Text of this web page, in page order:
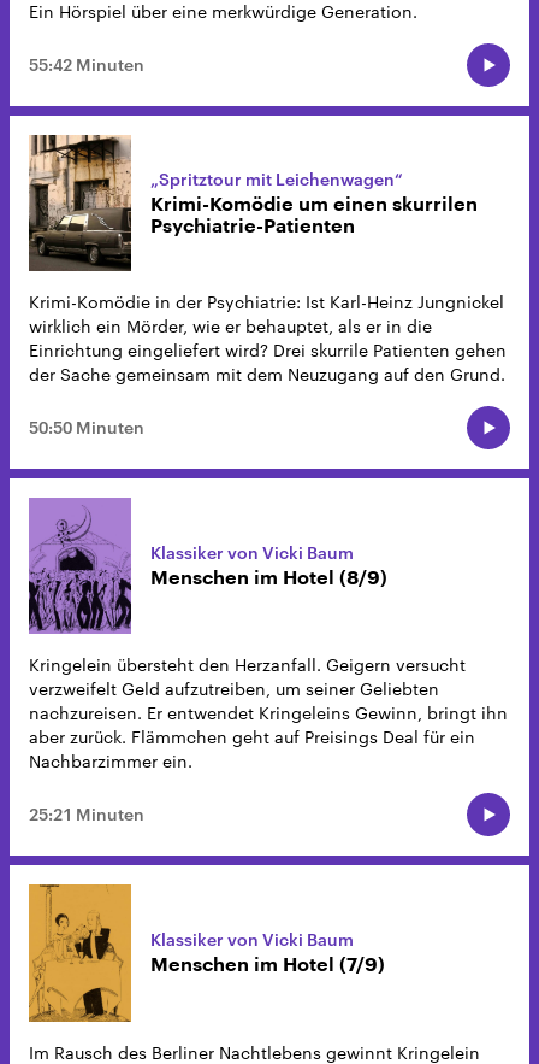
Ein Hörspiel über eine merkwürdige Generation.
55:42 Minuten
„Spritztour mit Leichenwagen“
Krimi-Komödie um einen skurrilen
Psychiatrie-Patienten
Krimi-Komödie in der Psychiatrie: Ist Karl-Heinz Jungnickel
wirklich ein Mörder, wie er behauptet, als er in die
Einrichtung eingeliefert wird? Drei skurrile Patienten gehen
der Sache gemeinsam mit dem Neuzugang auf den Grund.
50:50 Minuten
Klassiker von Vicki Baum
Menschen im Hotel (8/9)
Kringelein übersteht den Herzanfall. Geigern versucht
verzweifelt Geld aufzutreiben, um seiner Geliebten
nachzureisen. Er entwendet Kringeleins Gewinn, bringt ihn
aber zurück. Flämmchen geht auf Preisings Deal für ein
Nachbarzimmer ein.
25:21 Minuten
Klassiker von Vicki Baum
Menschen im Hotel (7/9)
Im Rausch des Berliner Nachtlebens gewinnt Kringelein